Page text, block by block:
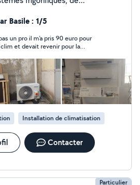
Disponible sur Lyon et la
Basile : 1/5
un pro il m'a pris 90 euro pour
et devait revenir pour la
loupé très déçu de cette prestation proche du vol
Installation de climatisation
Contacter
Particulier